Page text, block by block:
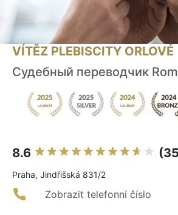
VÍTĚZ PLEBISCITY ORLOVÉ
Судебный переводчик
8.6
Praha, Jindřišská 831/2
Zobrazit telefonní číslo